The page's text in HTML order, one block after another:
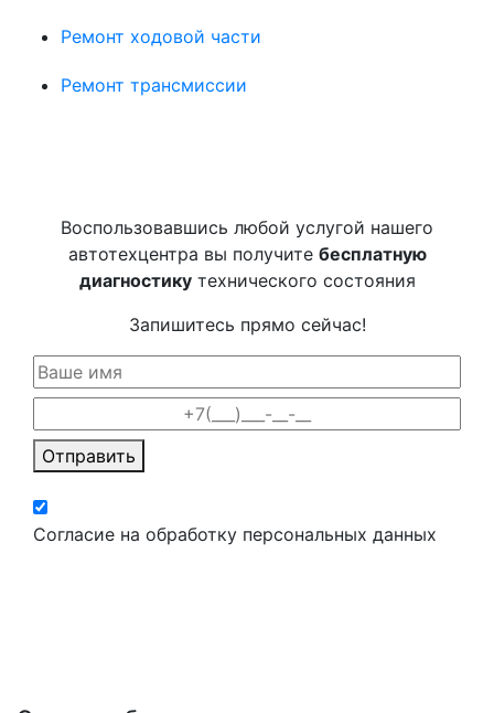
Ремонт ходовой части
Ремонт трансмиссии
Воспользовавшись любой услугой нашего
автотехцентра вы получите бесплатную
диагностикутехнического состояния
Запишитесь прямо сейчас!
Отправить
Согласие на обработку персональных данных